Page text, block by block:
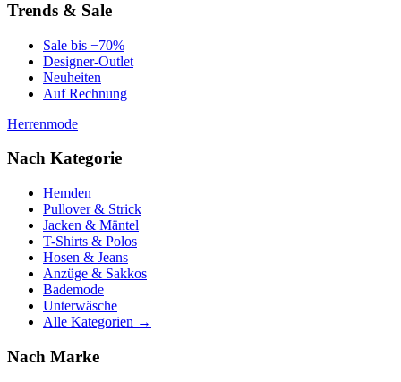
Trends & Sale
Sale bis −70%
Designer-Outlet
Neuheiten
Auf Rechnung
Herrenmode
Nach Kategorie
Hemden
Pullover & Strick
Jacken & Mäntel
T-Shirts & Polos
Hosen & Jeans
Anzüge & Sakkos
Bademode
Unterwäsche
Alle Kategorien →
Nach Marke